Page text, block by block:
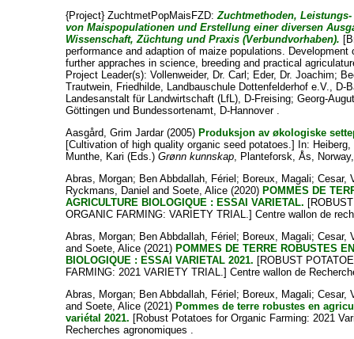
{Project} ZuchtmetPopMaisFZD:Zuchtmethoden,
von Maispopulationen und Erstellung einer diversen
Wissenschaft, Züchtung und Praxis (Verbundvorhaben).
performance and adaption of maize populations. Development
further appraches in science, breeding and practical
Project Leader(s):Vollenweider, Dr. Carl ; Eder, Dr. Joachim;
Trautwein, Friedhilde, Landbauschule Dottenfelderhof e.V., D-
Landesanstalt für Landwirtschaft (LfL), D-Freising; Georg-
Göttingen und Bundessortenamt, D-Hannover .
Aasgård, Grim Jardar(2005) Produksjon av økologiske
[Cultivation of high quality organic seed potatoes.] In: Heiberg,
Munthe, Kari (Eds.)Grønn kunnskap, Planteforsk, Ås,
Abras, Morgan; Ben Abbdallah, Fériel ; Boreux, Magali;Cesar,
Ryckmans, Daniel andSoete, Alice (2020) POMMES DE
AGRICULTURE BIOLOGIQUE : ESSAI VARIETAL.
ORGANIC FARMING: VARIETY TRIAL.] Centre wallon de
Abras, Morgan; Ben Abbdallah, Fériel ; Boreux, Magali;Cesar,
andSoete, Alice (2021) POMMES DE TERRE ROBUSTES
BIOLOGIQUE : ESSAI VARIETAL 2021. [ROBUST
FARMING: 2021 VARIETY TRIAL.] Centre wallon de
Abras, Morgan; Ben Abbdallah, Fériel ; Boreux, Magali;Cesar,
andSoete, Alice (2021) Pommes de terre robustes en
variétal 2021. [Robust Potatoes for Organic Farming: 2021
Recherches agronomiques .